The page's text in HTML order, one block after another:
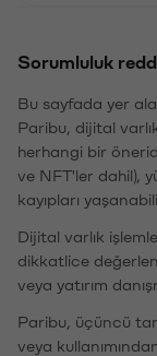
Sorumluluk
Bu sayfada yer
Paribu, dijital
herhangi bir
ve NFT'ler dahil),
kayıpları
Dijital varlık
dikkatlice
veya yatırım
Paribu, üçüncü
veya